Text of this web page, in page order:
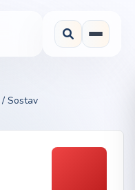
/ Sostav